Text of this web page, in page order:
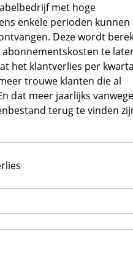
met hoge
enkele perioden kunnen
Deze wordt
te
het klantverlies per
trouwe klanten die al
dat meer jaarlijks vanwege
terug te vinden